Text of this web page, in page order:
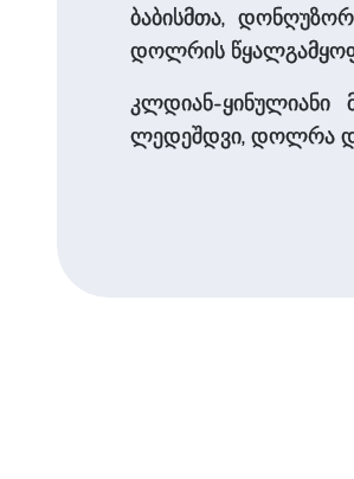
ბაბისმთა,
დოლრის
კლდიან-ყინულიანი
ლედეშდვი, დოლრა და